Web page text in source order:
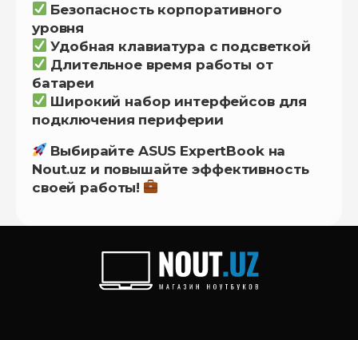
Безопасность корпоративного
уровня
Удобная клавиатура с подсветкой
Длительное время работы от
батареи
Широкий набор интерфейсов для
подключения периферии
Выбирайте ASUS ExpertBook на
Nout.uz и повышайте эффективность
своей работы!